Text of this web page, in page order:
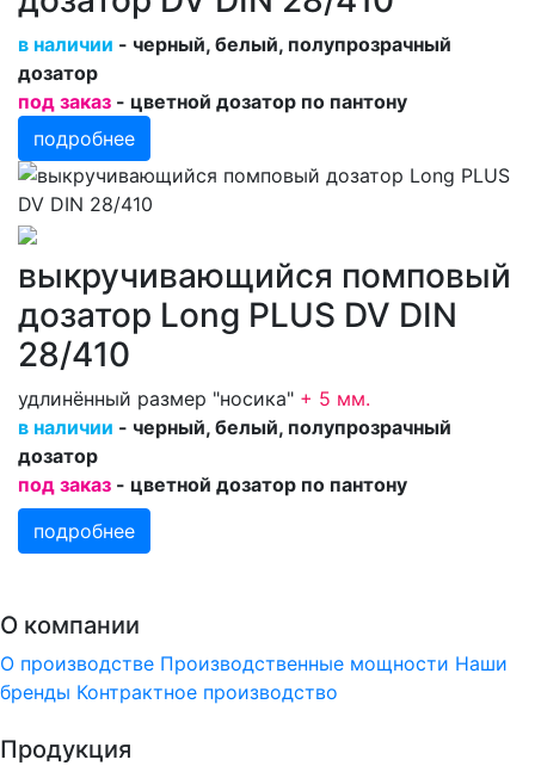
в наличии - черный, белый, полупрозрачный
дозатор
под заказ - цветной дозатор по пантону
подробнее
выкручивающийся помповый
дозатор Long PLUS DV DIN
28/410
удлинённый размер "носика" + 5 мм.
в наличии - черный, белый, полупрозрачный
дозатор
под заказ - цветной дозатор по пантону
подробнее
О компании
О производстве Производственные мощности Наши
бренды Контрактное производство
Продукция